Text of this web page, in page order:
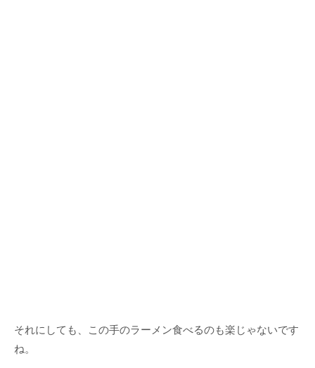
それにしても、この手のラーメン食べるのも楽じゃないです
ね。